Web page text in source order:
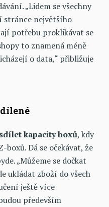
„Lidem se všechny
stránce největšího
potřebu proklikávat se
to znamená méně
o data,“ přibližuje
kapacity boxů, kdy
boxů. Dá se očekávat, že
„Můžeme se dočkat
ukládat zboží do všech
ještě více
především